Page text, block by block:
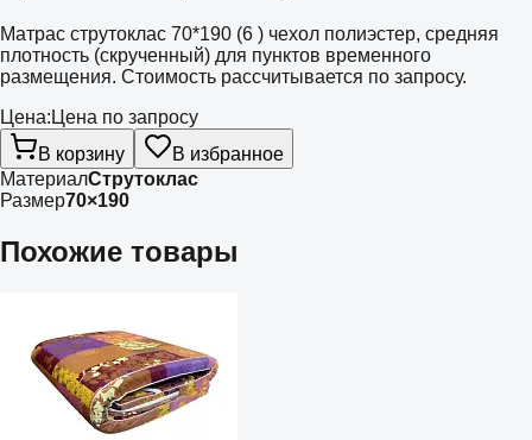
Матрас струтоклас 70*190 (6 ) чехол полиэстер, средняя
плотность (скрученный) для пунктов временного
размещения. Стоимость рассчитывается по запросу.
Цена: Цена по запросу
В корзину
В избранное
МатериалСтрутоклас
Размер70×190
Похожие товары